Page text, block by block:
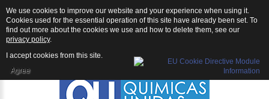
We use cookies to improve our website and your experience when using it.
Cookies used for the essential operation of this site have already been set. To
find out more about the cookies we use and how to delete them, see our
privacy policy.
I accept cookies from this site.
Agree
Generador: Generador ECHO Inversor EGI-4000